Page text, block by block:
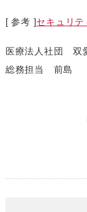
[ 参考 ]セキュリ
医療法人社団 双
総務担当 前島